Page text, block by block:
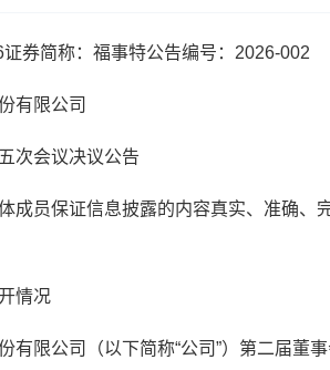
券简称：福事特公告编号：2026-002
有限公司
次会议决议公告
成员保证信息披露的内容真实、准确、
情况
有限公司（以下简称“公司”）第二届董